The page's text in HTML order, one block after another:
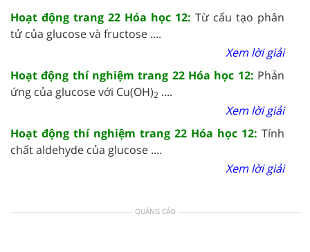
Hoạt động trang 22 Hóa học 12: Từ cấu tạo phân
tử của glucose và fructose ....
Xem lời giải
Hoạt động thí nghiệm trang 22 Hóa học 12: Phản
ứng của glucose với Cu(OH)2 ....
Xem lời giải
Hoạt động thí nghiệm trang 22 Hóa học 12: Tính
chất aldehyde của glucose ....
Xem lời giải
QUẢNG CÁO